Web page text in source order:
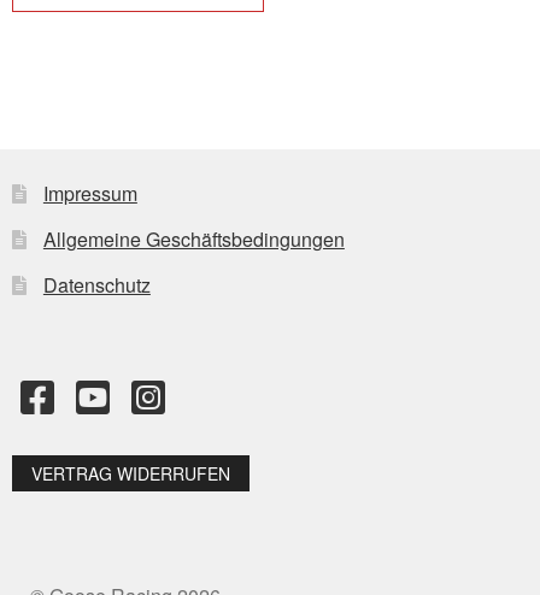
Impressum
Allgemeine Geschäftsbedingungen
Datenschutz
VERTRAG WIDERRUFEN